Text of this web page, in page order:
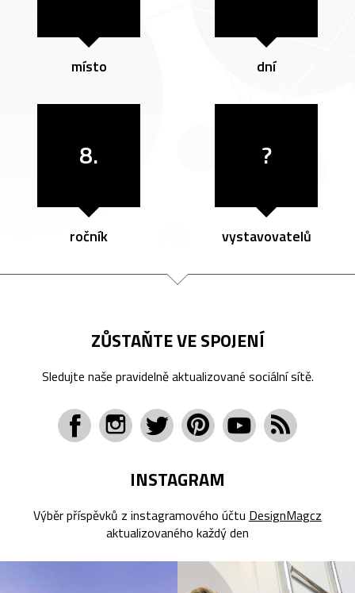
místo dní
8.
ročník
?
vystavovatelů
ZŮSTAŇTE VE SPOJENÍ
Sledujte naše pravidelně aktualizované sociální sítě.
INSTAGRAM
Výběr příspěvků z instagramového účtu DesignMagcz
aktualizovaného každý den